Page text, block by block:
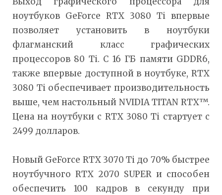
ноутбуков GeForce RTX 3080 Ti впервые
позволяет установить в ноутбуки
флагманский класс графических
процессоров 80 Ti. С 16 ГБ памяти GDDR6,
также впервые доступной в ноутбуке, RTX
3080 Ti обеспечивает производительность
выше, чем настольный NVIDIA TITAN RTX™.
Цена на ноутбуки с RTX 3080 Ti стартует с
2499 долларов.
Новый GeForce RTX 3070 Ti до 70% быстрее
ноутбучного RTX 2070 SUPER и способен
обеспечить 100 кадров в секунду при